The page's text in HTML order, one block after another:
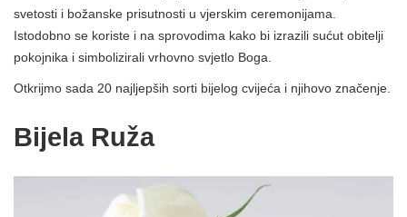
svetosti i božanske prisutnosti u vjerskim ceremonijama.
Istodobno se koriste i na sprovodima kako bi izrazili sućut obitelji
pokojnika i simbolizirali vrhovno svjetlo Boga.
Otkrijmo sada 20 najljepših sorti bijelog cvijeća i njihovo značenje.
Bijela Ruža